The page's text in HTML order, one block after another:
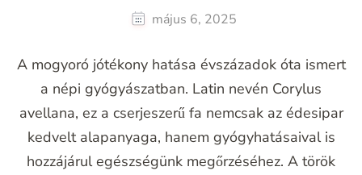
május 6, 2025
A mogyoró jótékony hatása évszázadok óta ismert
a népi gyógyászatban. Latin nevén Corylus
avellana, ez a cserjeszerű fa nemcsak az édesipar
kedvelt alapanyaga, hanem gyógyhatásaival is
hozzájárul egészségünk megőrzéséhez. A török